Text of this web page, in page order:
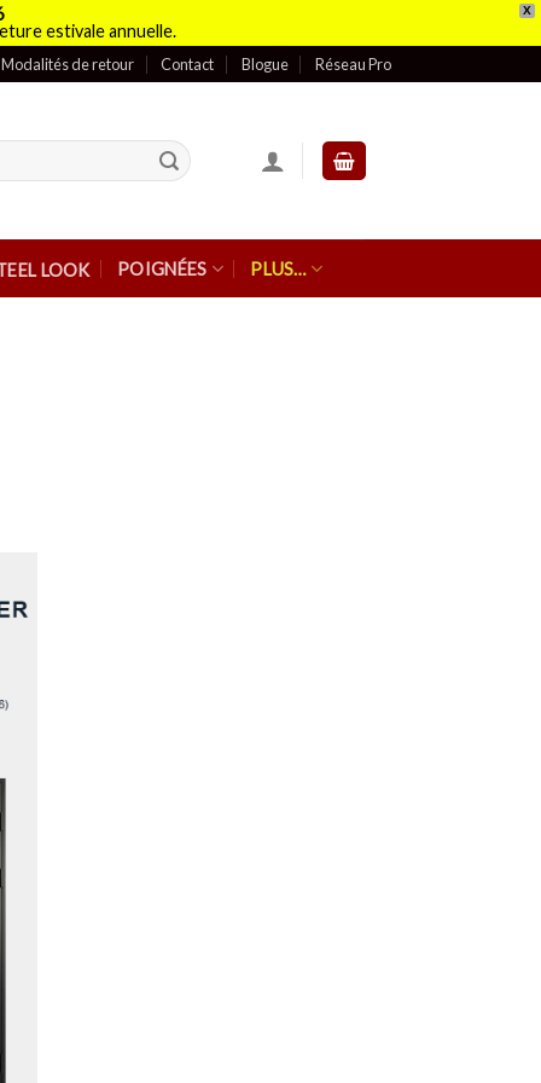
X
estivale annuelle.
Modalités de retour Contact Blogue Réseau Pro
LOOK POIGNÉES PLUS…